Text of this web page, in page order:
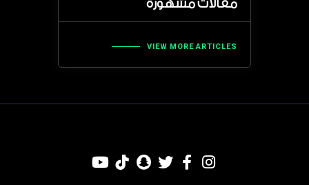
مقالات مشهورة
VIEW MORE ARTICLES